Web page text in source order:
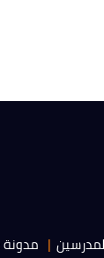
مدونة Tekkie